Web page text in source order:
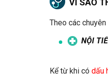
VÌ SAO
Theo các
NỘI
Kể từ khi códấu